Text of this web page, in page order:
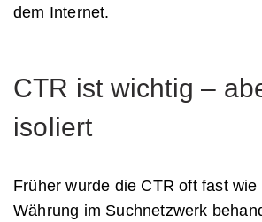
dem Internet.
CTR ist wichtig –
isoliert
Früher wurde die CTR oft fast
Währung im Suchnetzwerk